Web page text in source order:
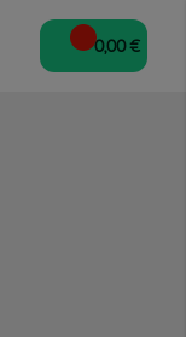
0,00 €